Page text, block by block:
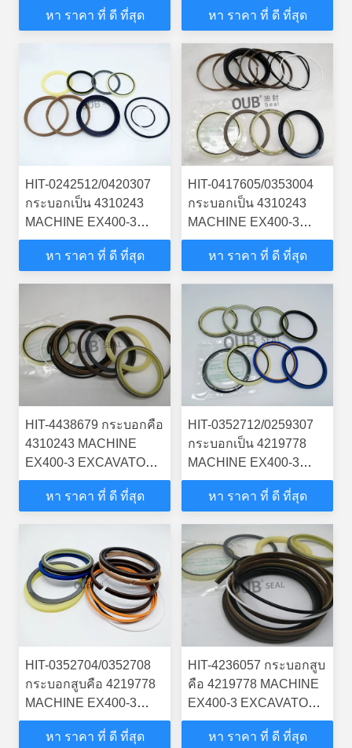
STEERING BOOM ARM
หา ราคา ที่ ดี ที่สุด
BUCKER SEAL KITS
หา ราคา ที่ ดี ที่สุด
HIT-0242512/0420307
กระบอกเป็น 4310243
MACHINE EX400-3
EXCAVATOR
STEERING BOOM ARM
หา ราคา ที่ ดี ที่สุด
HIT-0417605/0353004
กระบอกเป็น 4310243
MACHINE EX400-3
EXCAVATOR
STEERING BOOM ARM
CYLINDER
หา ราคา ที่ ดี ที่สุด
HIT-4438679 กระบอกคือ
4310243 MACHINE
EX400-3 EXCAVATOR
STEERING BOOM ARM
BUCKER SEAL KITS
หา ราคา ที่ ดี ที่สุด
HIT-0352712/0259307
กระบอกเป็น 4219778
MACHINE EX400-3
EXCAVATOR
STEERING BOOM ARM
กระบอกไฮดรอลิก
หา ราคา ที่ ดี ที่สุด
HIT-0352704/0352708
กระบอกสูบคือ 4219778
MACHINE EX400-3
EXCAVATOR
STEERING BOOM ARM
หา ราคา ที่ ดี ที่สุด
HIT-4236057 กระบอกสูบ
คือ 4219778 MACHINE
EX400-3 EXCAVATOR
STEERING BOOM ARM
BUCKER SEAL KITS
หา ราคา ที่ ดี ที่สุด